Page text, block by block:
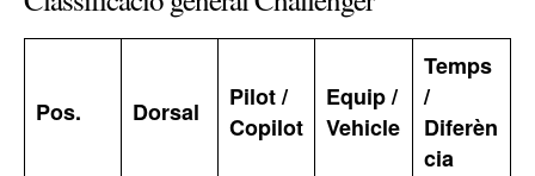
Pos. Dorsal
Pilot /
Copilot
Equip /
Vehicle
Temps
/
Diferèn
cia